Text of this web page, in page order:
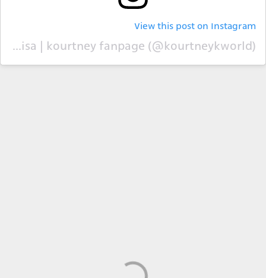
View this post on Instagram
A post shared by lisa | kourtney fanpage (@kourtneykworld)